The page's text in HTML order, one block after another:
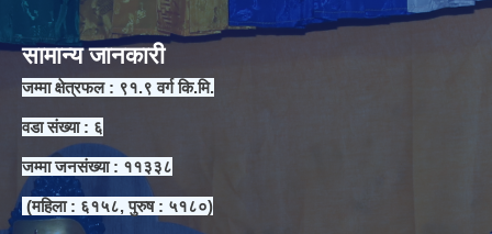
सामान्य जानकारी
जम्मा क्षेत्रफल : ९१.९ वर्ग कि.मि.
वडा संख्या : ६
जम्मा जनसंख्या : ११३३८
(महिला : ६१५८, पुरुष : ५१८०)